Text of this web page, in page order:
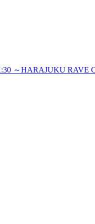
～HARAJUKU RAVE